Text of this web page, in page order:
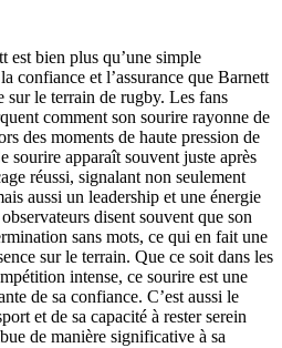
bien plus qu’une simple
confiance et l’assurance que Barnett
sur le terrain de rugby. Les fans
comment son sourire rayonne de
des moments de haute pression de
sourire apparaît souvent juste après
réussi, signalant non seulement
aussi un leadership et une énergie
disent souvent que son
sans mots, ce qui en fait une
sur le terrain. Que ce soit dans les
intense, ce sourire est une
de sa confiance. C’est aussi le
et de sa capacité à rester serein
de manière significative à sa